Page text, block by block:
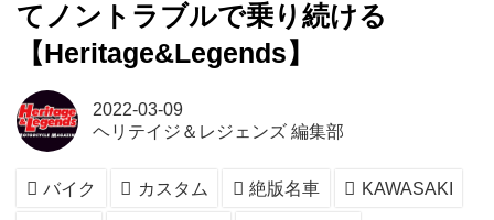
てノントラブルで乗り続ける
【Heritage&Legends】
2022-03-09
ヘリテイジ＆レジェンズ 編集部
バイク カスタム 絶版名車 KAWASAKI